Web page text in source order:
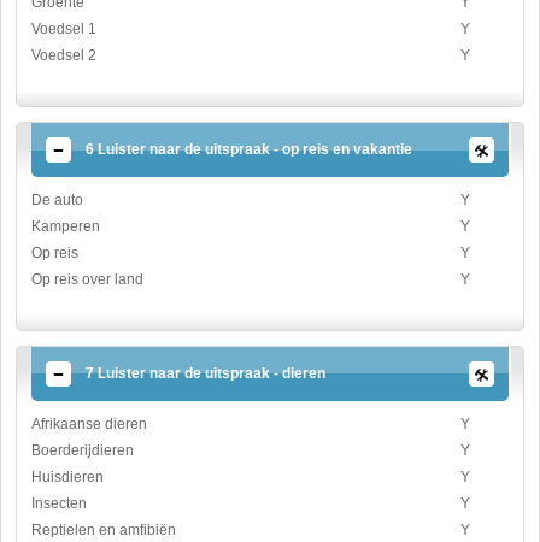
Voedsel 1
Y
Voedsel 2
Y
6 Luister naar de uitspraak - op reis en vakantie
De auto
Y
Kamperen
Y
Op reis
Y
Op reis over land
Y
7 Luister naar de uitspraak - dieren
Afrikaanse dieren
Y
Boerderijdieren
Y
Huisdieren
Y
Insecten
Y
Reptielen en amfibiën
Y